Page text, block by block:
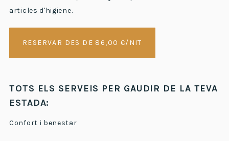
articles d'higiene.
RESERVAR DES DE 86,00 €/NIT
TOTS ELS SERVEIS PER GAUDIR DE LA TEVA
ESTADA:
Confort i benestar